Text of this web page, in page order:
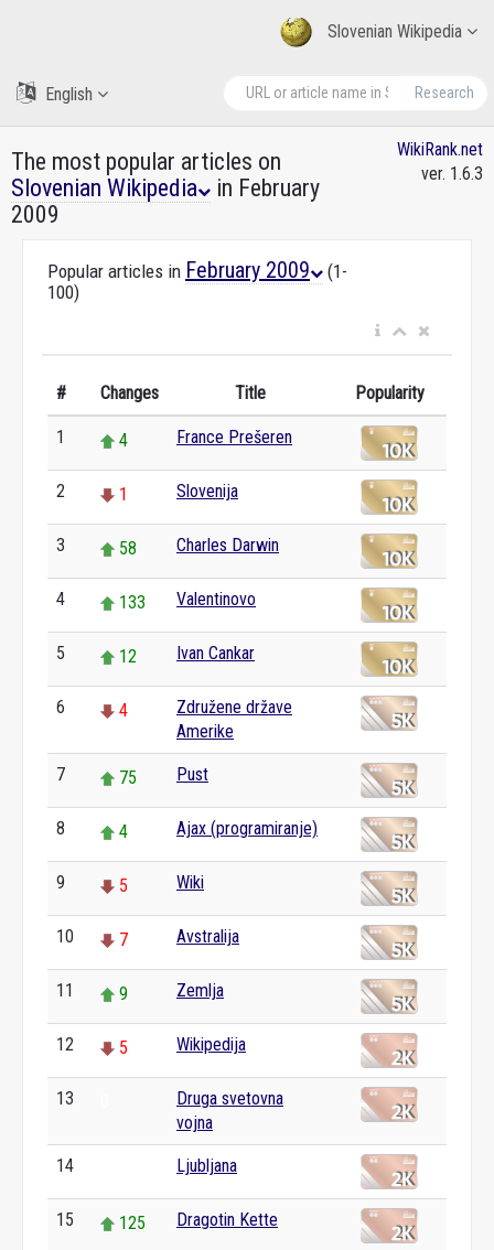
Slovenian Wikipedia
Research
English
The most popular articles on
Slovenian Wikipedia
in February
2009
WikiRank.net
ver. 1.6.3
Popular articles in February 2009
(1-
100)
# Changes Title Popularity
1 4 France Prešeren
2 1 Slovenija
3 58 Charles Darwin
4 133 Valentinovo
5 12 Ivan Cankar
6 4
Združene države
Amerike
7 75 Pust
8 4 Ajax (programiranje)
9 5 Wiki
10 7 Avstralija
11 9 Zemlja
12 5 Wikipedija
13
Druga svetovna
vojna
14 Ljubljana
15 125 Dragotin Kette